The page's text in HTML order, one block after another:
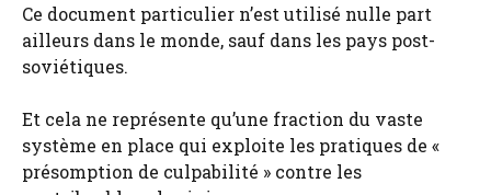
Ce document particulier n’est utilisé nulle part
ailleurs dans le monde, sauf dans les pays post-
soviétiques.
Et cela ne représente qu’une fraction du vaste
système en place qui exploite les pratiques de «
présomption de culpabilité » contre les